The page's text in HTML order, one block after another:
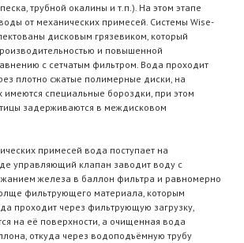
трубной окалины и т.п.). На этом этапе
от механических примесей. Системы Wise-
дисковым грязевиком, который
и повышенной
с сетчатым фильтром. Вода проходит
плотно сжатые полимерные диски, на
имеются специальные бороздки, при этом
задерживаются в междисковом
примесей вода поступает на
управляющий клапан заводит воду с
железа в баллон фильтра и равномерно
фильтрующего материала, которым
проходит через фильтрующую загрузку,
на её поверхности, а очищенная вода
откуда через водоподъёмную трубу